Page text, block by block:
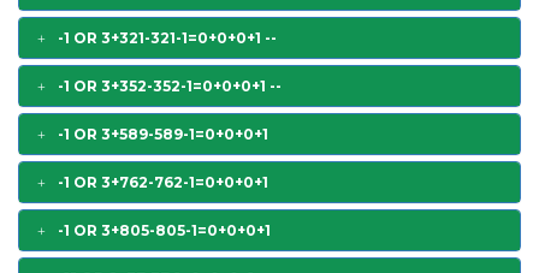
-1 OR 3+321-321-1=0+0+0+1 --
-1 OR 3+352-352-1=0+0+0+1 --
-1 OR 3+589-589-1=0+0+0+1
-1 OR 3+762-762-1=0+0+0+1
-1 OR 3+805-805-1=0+0+0+1